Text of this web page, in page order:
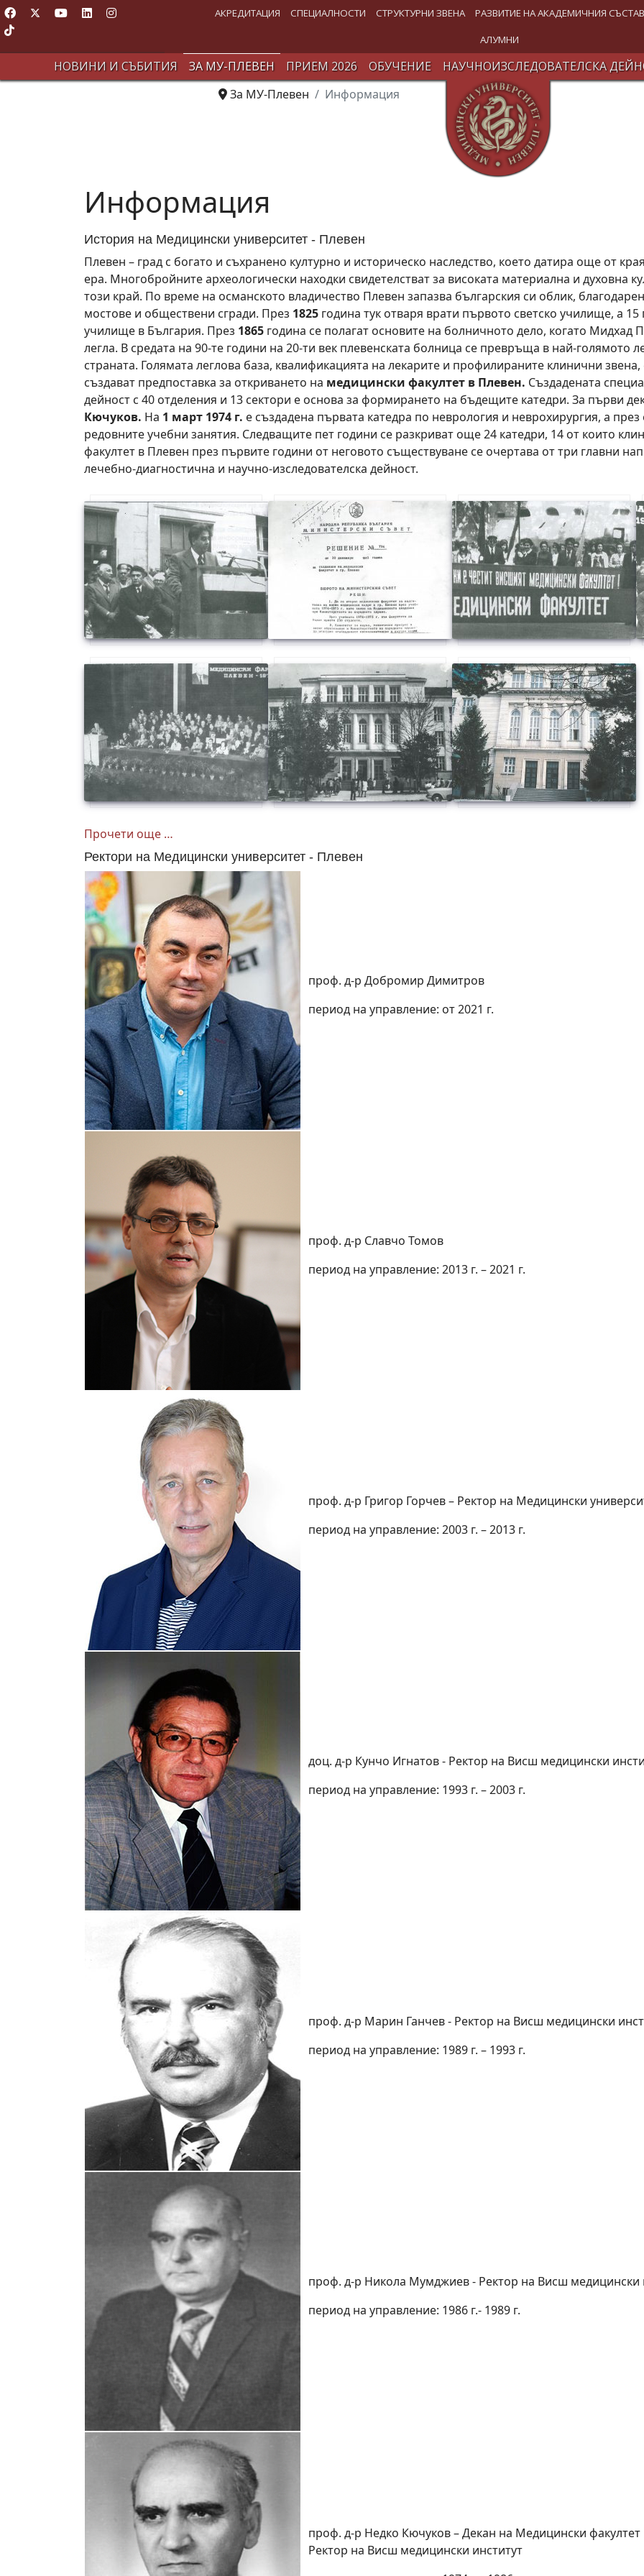
АКРЕДИТАЦИЯ СПЕЦИАЛНОСТИ СТРУКТУРНИ ЗВЕНА РАЗВИТИЕ НА АКАДЕМИЧНИЯ СЪСТАВ
АЛУМНИ
НОВИНИ И СЪБИТИЯ ЗА МУ-ПЛЕВЕН ПРИЕМ 2026 ОБУЧЕНИЕ
НАУЧНОИЗСЛЕДОВАТЕЛСКА
За МУ-Плевен
Информация
Информация
История на Медицински университет - Плевен
Плевен – град с богато и съхранено културно и историческо наследство, което датира още от
ера. Многобройните археологически находки свидетелстват за високата материална и духовна
този край. По време на османското владичество Плевен запазва българския си облик,
мостове и обществени сгради. През 1825 година тук отваря врати първото светско училище, а
училище в България. През 1865 година се полагат основите на болничното дело, когато
легла. В средата на 90-те години на 20-ти век плевенската болница се превръща в най-голямото
страната. Голямата леглова база, квалификацията на лекарите и профилираните клинични
създават предпоставка за откриването на медицински факултет в Плевен. Създадената
дейност с 40 отделения и 13 сектори е основа за формирането на бъдещите катедри. За първи
Кючуков. На 1 март 1974 г. е създадена първата катедра по неврология и неврохирургия, а
редовните учебни занятия. Следващите пет години се разкриват още 24 катедри, 14 от които
факултет в Плевен през първите години от неговото съществуване се очертава от три главни
лечебно-диагностична и научно-изследователска дейност.
Прочети още …
Ректори на Медицински университет - Плевен
проф. д-р Добромир Димитров
период на управление: от 2021 г.
проф. д-р Славчо Томов
период на управление: 2013 г. – 2021 г.
проф. д-р Григор Горчев – Ректор на Медицински
период на управление: 2003 г. – 2013 г.
доц. д-р Кунчо Игнатов - Ректор на Висш медицински
период на управление: 1993 г. – 2003 г.
проф. д-р Марин Ганчев - Ректор на Висш медицински
период на управление: 1989 г. – 1993 г.
проф. д-р Никола Мумджиев - Ректор на Висш медицински
период на управление: 1986 г.- 1989 г.
проф. д-р Недко Кючуков – Декан на Медицински
Ректор на Висш медицински институт